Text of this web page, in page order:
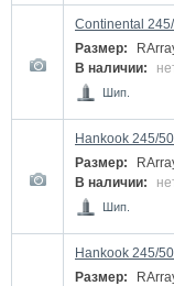
Continental
Размер:
В наличии:
Шип.
Hankook 245/
Размер:
В наличии:
Шип.
Hankook 245/
Размер: